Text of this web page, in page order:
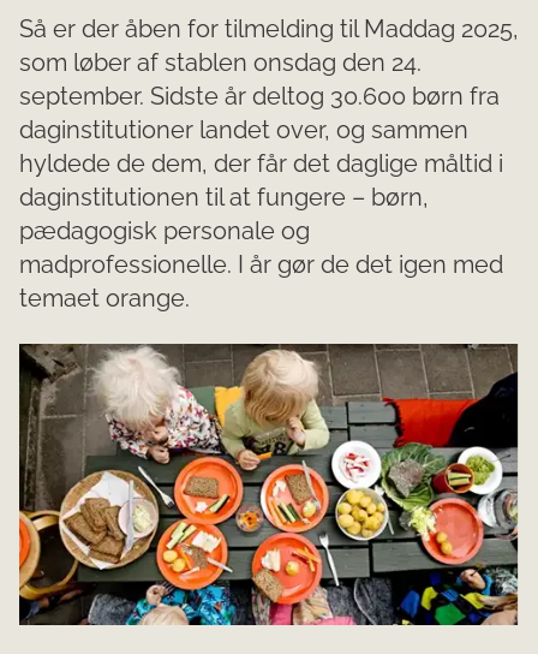
Så er der åben for tilmelding til Maddag 2025,
som løber af stablen onsdag den 24.
september. Sidste år deltog 30.600 børn fra
daginstitutioner landet over, og sammen
hyldede de dem, der får det daglige måltid i
daginstitutionen til at fungere – børn,
pædagogisk personale og
madprofessionelle. I år gør de det igen med
temaet orange.